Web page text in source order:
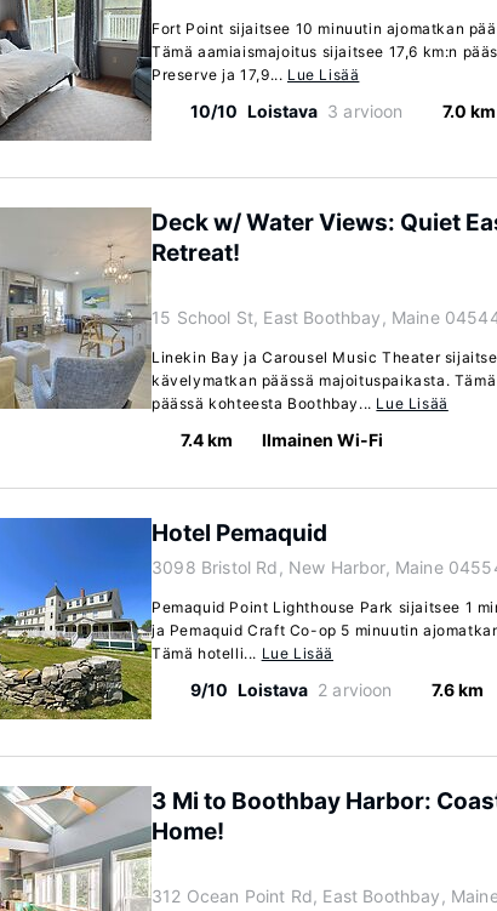
Fort Point sijaitsee 10 minuutin ajomatkan
Tämä aamiaismajoitus sijaitsee 17,6 km:n
Preserve ja 17,9... Lue Lisää
10/10 Loistava 3 arvioon 7.0 km
Deck w/ Water Views: Quiet
Retreat!
15 School St, East Boothbay, Maine
Linekin Bay ja Carousel Music Theater
kävelymatkan päässä majoituspaikasta.
päässä kohteesta Boothbay... Lue Lisää
7.4 km Ilmainen Wi-Fi
Hotel Pemaquid
3098 Bristol Rd, New Harbor, Maine
Pemaquid Point Lighthouse Park sijaitsee 1
ja Pemaquid Craft Co-op 5 minuutin
Tämä hotelli... Lue Lisää
9/10 Loistava 2 arvioon 7.6 km
3 Mi to Boothbay Harbor:
Home!
312 Ocean Point Rd, East Boothbay,